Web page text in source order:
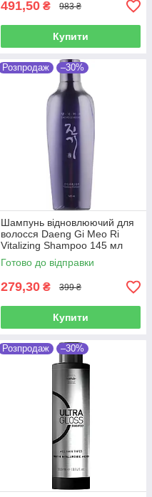
491,50 ₴ 983 ₴
Купити
Розпродаж –30%
Шампунь відновлюючий для
волосся Daeng Gi Meo Ri
Vitalizing Shampoo 145 мл
Готово до відправки
279,30 ₴ 399 ₴
Купити
Розпродаж –30%